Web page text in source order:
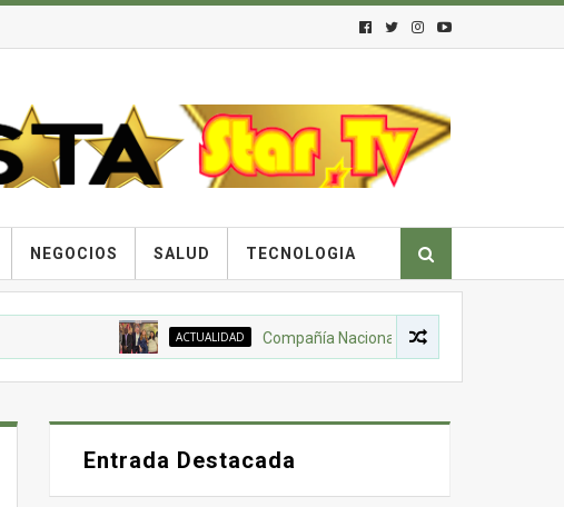
NEGOCIOS SALUD TECNOLOGIA
ACTUALIDAD Compañía Nacional de Chocolates, Gobierno
Entrada Destacada